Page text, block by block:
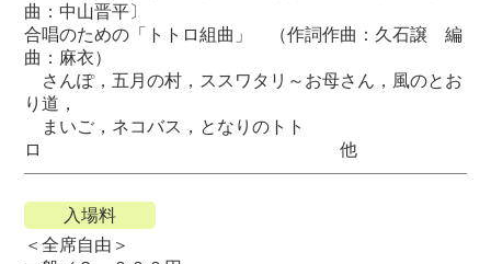
曲：中山晋平〕
合唱のための「トトロ組曲」 （作詞作曲：久石譲 編
曲：麻衣）
さんぽ，五月の村，ススワタリ～お母さん，風のとお
り道，
まいご，ネコバス，となりのトト
ロ 他
入場料
＜全席自由＞